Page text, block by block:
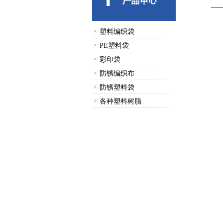
塑料编织袋
PE塑料袋
彩印袋
防锈编织布
防锈塑料袋
各种塑料树脂